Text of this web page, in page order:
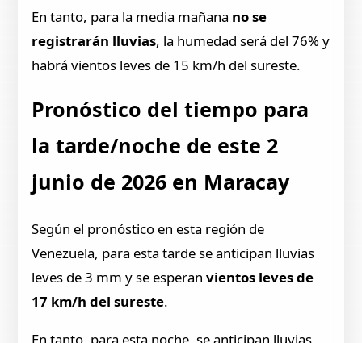
En tanto, para la media mañana no se
registrarán lluvias, la humedad será del 76% y
habrá vientos leves de 15 km/h del sureste.
Pronóstico del tiempo para
la tarde/noche de este 2
junio de 2026 en Maracay
Según el pronóstico en esta región de
Venezuela, para esta tarde se anticipan lluvias
leves de 3 mm y se esperanvientos leves de
17 km/h del sureste.
En tanto, para esta noche, se anticipan lluvias